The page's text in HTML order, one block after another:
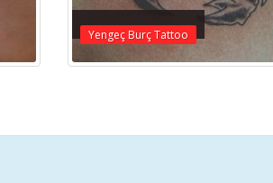
Yengeç Burç Tattoo